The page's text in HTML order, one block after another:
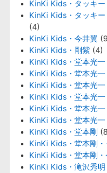
KinKi Kids・タッキー
KinKi Kids・タッキ
(4)
KinKi Kids・今井翼
KinKi Kids・剛紫 (4)
KinKi Kids・堂本光
KinKi Kids・堂本光
KinKi Kids・堂本光
KinKi Kids・堂本光一
KinKi Kids・堂本光一
KinKi Kids・堂本光
KinKi Kids・堂本剛
KinKi Kids・堂本剛
KinKi Kids・堂本剛・
KinKi Kids・滝沢秀明